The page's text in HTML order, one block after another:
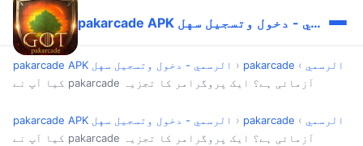
pakarcade APK الرسمي - دخول وتسجيل سهل
pakarcade APK الرسمي - دخول وتسجيل سهل › pakarcade الرسمي ›
کیا آپ نے pakarcade آزمائی ہے؟ ایک پروگرامر کا تجزیہ
pakarcade APK الرسمي - دخول وتسجيل سهل › pakarcade الرسمي ›
کیا آپ نے pakarcade آزمائی ہے؟ ایک پروگرامر کا تجزیہ